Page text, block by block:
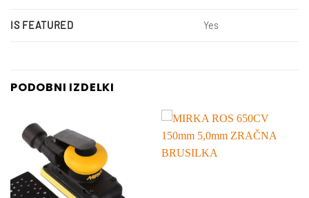
IS FEATURED Yes
PODOBNI IZDELKI